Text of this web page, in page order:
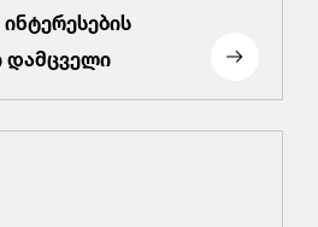
დამცველი